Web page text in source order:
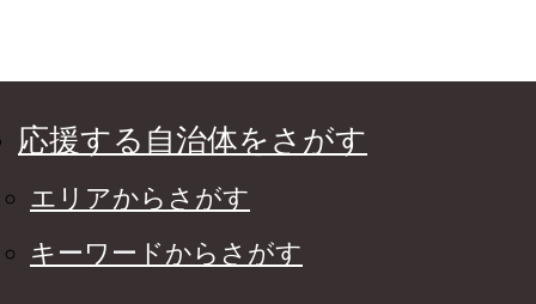
応援する自治体をさがす
エリアからさがす
キーワードからさがす